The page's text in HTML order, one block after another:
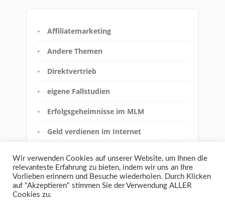
Affiliatemarketing
Andere Themen
Direktvertrieb
eigene Fallstudien
Erfolgsgeheimnisse im MLM
Geld verdienen im Internet
Interview
Jobfalle vs. MLM
Wir verwenden Cookies auf unserer Website, um Ihnen die
relevanteste Erfahrung zu bieten, indem wir uns an Ihre
Vorlieben erinnern und Besuche wiederholen. Durch Klicken
auf "Akzeptieren" stimmen Sie der Verwendung ALLER
Cookies zu.